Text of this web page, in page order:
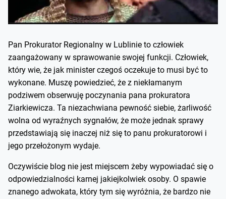
Pan Prokurator Regionalny w Lublinie to człowiek
zaangażowany w sprawowanie swojej funkcji. Człowiek,
który wie, że jak minister czegoś oczekuje to musi być to
wykonane. Muszę powiedzieć, że z niekłamanym
podziwem obserwuję poczynania pana prokuratora
Ziarkiewicza. Ta niezachwiana pewność siebie, żarliwość
wolna od wyraźnych sygnałów, że może jednak sprawy
przedstawiają się inaczej niż się to panu prokuratorowi i
jego przełożonym wydaje.
Oczywiście blog nie jest miejscem żeby wypowiadać się o
odpowiedzialności karnej jakiejkolwiek osoby. O spawie
znanego adwokata, który tym się wyróżnia, że bardzo nie